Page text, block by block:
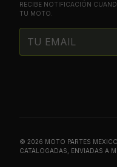
RECIBE NOTIFICACIÓN
TU MOTO.
© 2026 MOTO PARTES
CATALOGADAS, ENVIADAS A